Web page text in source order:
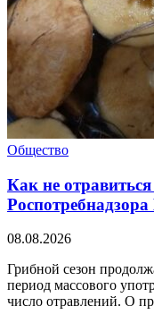
Общество
Как не
08.08.2026
Грибной сезон
период массового
число отравлений. О